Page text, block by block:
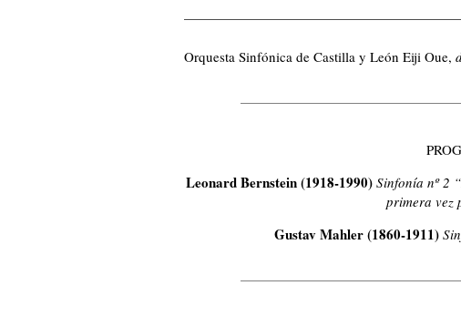
Orquesta Sinfónica de Castilla y León Eiji Oue,
Leonard Bernstein (1918-1990) Sinfonía nº 2
primera vez
Gustav Mahler (1860-1911)